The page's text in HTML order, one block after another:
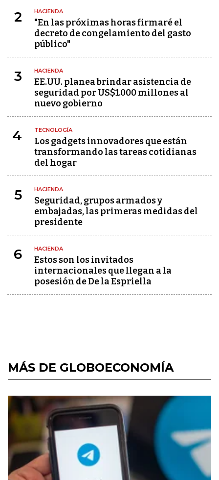
2 HACIENDA
"En las próximas horas firmaré el
decreto de congelamiento del gasto
público"
3 HACIENDA
EE.UU. planea brindar asistencia de
seguridad por US$1.000 millones al
nuevo gobierno
4 TECNOLOGÍA
Los gadgets innovadores que están
transformando las tareas cotidianas
del hogar
5 HACIENDA
Seguridad, grupos armados y
embajadas, las primeras medidas del
presidente
6 HACIENDA
Estos son los invitados
internacionales que llegan a la
posesión de De la Espriella
MÁS DE GLOBOECONOMÍA